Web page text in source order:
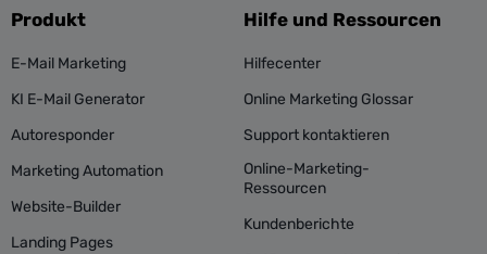
Produkt
E-Mail Marketing
KI E-Mail Generator
Autoresponder
Marketing Automation
Website-Builder
Landing Pages
Hilfe und Ressourcen
Hilfecenter
Online Marketing Glossar
Support kontaktieren
Online-Marketing-
Ressourcen
Kundenberichte